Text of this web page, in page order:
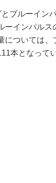
ブルーイン
ーインパル
については
本となってい